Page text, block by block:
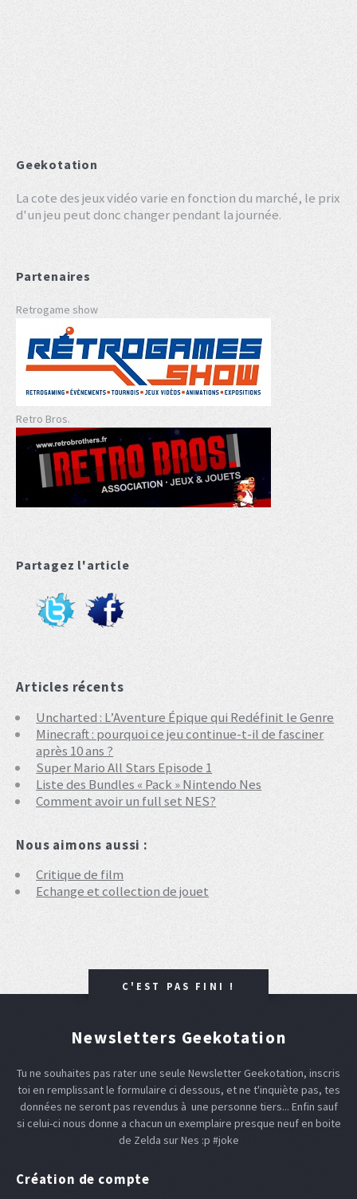
Geekotation
La cote des jeux vidéo varie en fonction du marché, le prix
d'un jeu peut donc changer pendant la journée.
Partenaires
Retrogame show
Retro Bros.
Partagez l'article
Articles récents
Uncharted : L’Aventure Épique qui Redéfinit le Genre
Minecraft : pourquoi ce jeu continue-t-il de fasciner
après 10 ans ?
Super Mario All Stars Episode 1
Liste des Bundles « Pack » Nintendo Nes
Comment avoir un full set NES?
Nous aimons aussi :
Critique de film
Echange et collection de jouet
C'EST PAS FINI !
Newsletters Geekotation
Tu ne souhaites pas rater une seule Newsletter Geekotation, inscris
toi en remplissant le formulaire ci dessous, et ne t'inquiète pas, tes
données ne seront pas revendus à une personne tiers... Enfin sauf
si celui-ci nous donne a chacun un exemplaire presque neuf en boite
de Zelda sur Nes :p #joke
Création de compte